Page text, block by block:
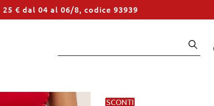
25 € dal 04 al 06/8, codice 93939
SCONTI